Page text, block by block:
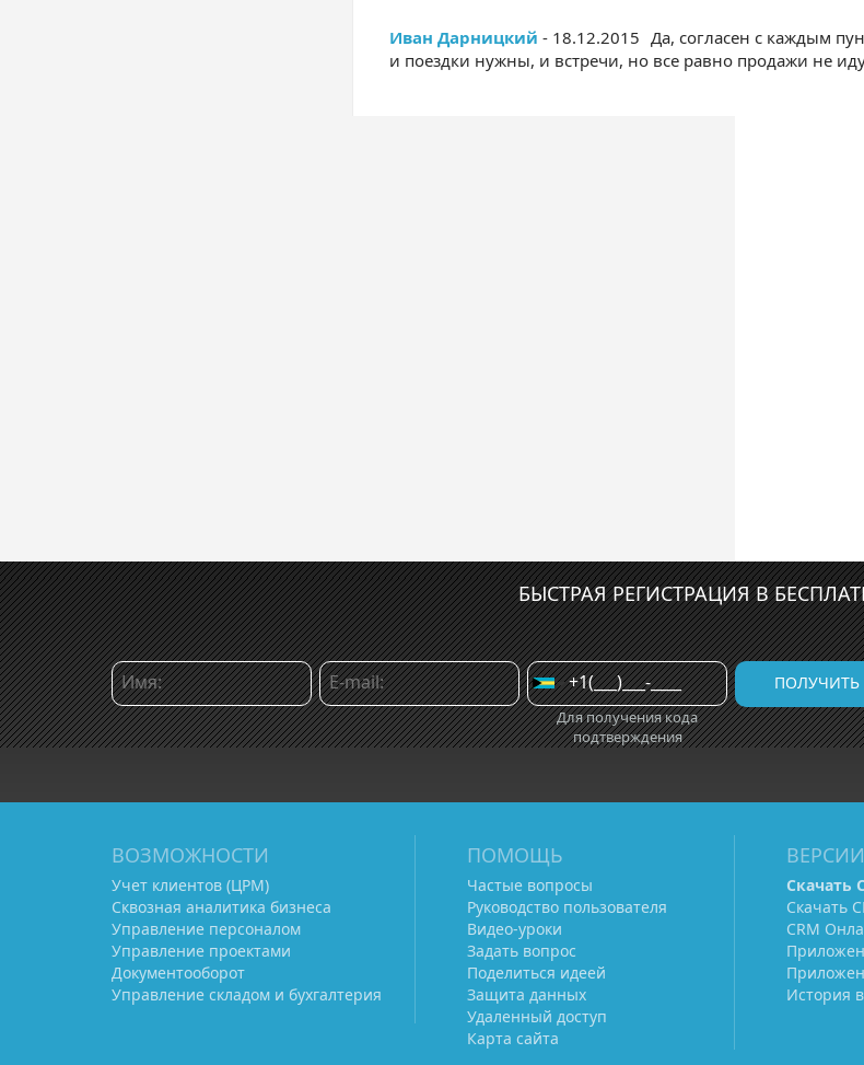
Иван Дарницкий - 18.12.2015 Да, согласен с каждым
и поездки нужны, и встречи, но все равно продажи не
БЫСТРАЯ РЕГИСТРАЦИЯ В
Для получения кода
подтверждения
ВОЗМОЖНОСТИ
Учет клиентов (ЦРМ)
Сквозная аналитика бизнеса
Управление персоналом
Управление проектами
Документооборот
Управление складом и бухгалтерия
ПОМОЩЬ
Частые вопросы
Руководство пользователя
Видео-уроки
Задать вопрос
Поделиться идеей
Защита данных
Удаленный доступ
Карта сайта
Скачать
Скачать
CRM
История